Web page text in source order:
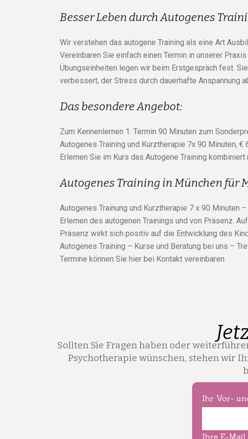
Besser Leben durch Autogenes
Wir verstehen das autogene Training als eine Art
Vereinbaren Sie einfach einen Termin in unserer
Übungseinheiten legen wir beim Erstgespräch fest.
verbessert, der Stress durch dauerhafte Anspannung
Das besondere Angebot:
Zum Kennenlernen 1. Termin 90 Minuten zum
Autogenes Training und Kurztherapie 7x 90 Minuten, €
Erlernen Sie im Kurs das Autogene Training
Autogenes Training in München für
Autogenes Trainung und Kurztherapie 7 x 90 Minuten
Erlernen des autogenen Trainings und von Präsenz.
Präsenz wirkt sich positiv auf die Entwicklung des
Autogenes Training – Kurse und Beratung bei uns –
Termine können Sie hier bei Kontakt vereinbaren.
Sollten Sie Fragen haben oder
Psychotherapie wünschen, stehen wir
Ihr Vor-
Ihre E-Mail